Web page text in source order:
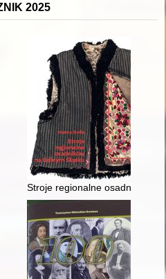
2025
1945Stroje regionalne osadników